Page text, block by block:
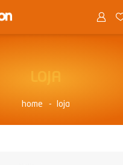
home loja